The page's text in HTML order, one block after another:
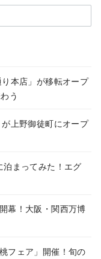
本店」が移転オープ
う
上野御徒町にオープ
泊まってみた！エグ
幕！大阪・関西万博
フェア」開催！旬の